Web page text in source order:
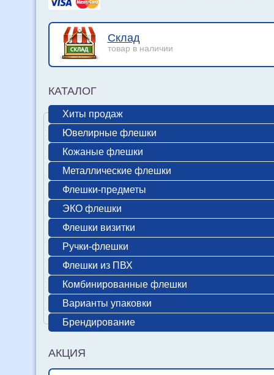
Склад
товар в наличии
КАТАЛОГ
Хиты продаж
Ювелирные флешки
Кожаные флешки
Металлические флешки
Флешки-предметы
ЭКО флешки
Флешки визитки
Ручки-флешки
Флешки из ПВХ
Комбинированные флешки
Варианты упаковки
Брендирование
АКЦИЯ